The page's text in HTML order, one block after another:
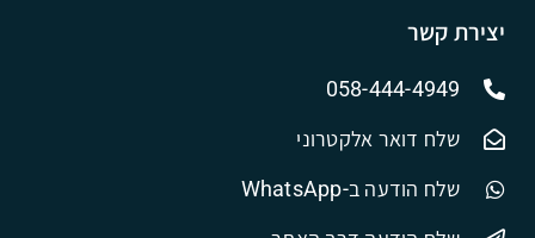
יצירת קשר
058-444-4949
שלח דואר אלקטרוני
שלח הודעה ב-WhatsApp